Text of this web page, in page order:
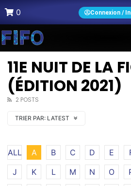
0 Connexion /
11E NUIT DE LA
(ÉDITION 2021)
2 POSTS
TRIER PAR: LATEST
ALL A B C D E
J
K L M N O